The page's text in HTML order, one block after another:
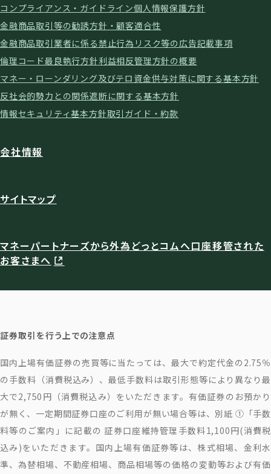
コンプライアンス・ガイドライン個人情報保護方針
金融商品取引等の勧誘方針・顧客適合性
金融商品取引業者に係る禁止行為 リスク等の広告記載事項
倫理コード最良執行方針利益相反管理方針の概要
マネー・ローンダリング及びテロ資金供与対策に関する基本方針
反社会的勢力との関係遮断に関する基本方針
情報セキュリティ基本方針取引ガイド・約款
会社情報
サイトマップ
マネーパートナーズから外為どっとコムへ口座移管された
お客さまへ
証券取引を行う上での注意点
国内上場有価証券の売買等に当たっては、最大で約定代金の2.75％
の手数料（消費税込み）、最低手数料は取引形態等により異なり最
大で2,750円（消費税込み）をいただきます。有価証券のお預かり
が無く、一定期間証券口座のご利用が無い場合等は、別紙 ①「手数
料等のご案内」に記載の 証券口座維持管理手数料1,100円(消費税
込み)をいただきます。国内上場有価証券等は、株式相場、金利水
準、為替相場、不動産相場、商品相場等の価格の変動等および有価